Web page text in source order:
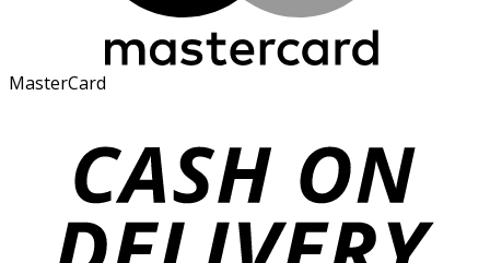
MasterCard